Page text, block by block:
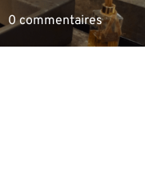
0 commentaires